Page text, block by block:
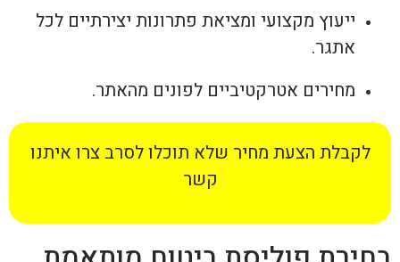
ייעוץ מקצועי ומציאת פתרונות יצירתיים לכל
אתגר.
מחירים אטרקטיביים לפונים מהאתר.
לקבלת הצעת מחיר שלא תוכלו לסרב צרו איתנו
קשר